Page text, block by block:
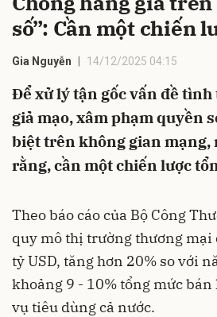
số”: Cần một chiến
Gia Nguyễn 14/12/2025 04:15
Để xử lý tận gốc vấn đề
giả mạo, xâm phạm quyền
biệt trên không gian mạng,
rằng, cần một chiến lược
Theo báo cáo của Bộ Công
quy mô thị trường thương mại
tỷ USD, tăng hơn 20% so với
khoảng 9 - 10% tổng mức bán
vụ tiêu dùng cả nước.